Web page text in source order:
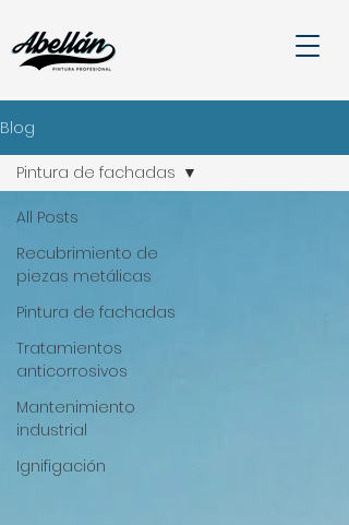
Blog
All Posts
Recubrimiento de
piezas metálicas
Pintura de fachadas
Tratamientos
anticorrosivos
Mantenimiento
industrial
Ignifigación
Pintura de fachadas